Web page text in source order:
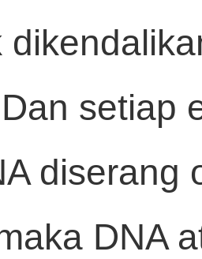
setiap
diserang
DNA